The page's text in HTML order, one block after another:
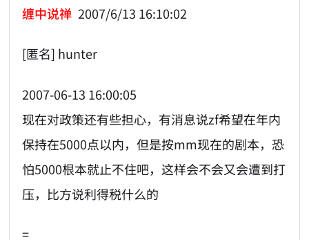
缠中说禅 2007/6/13 16:10:02
[匿名] hunter
2007-06-13 16:00:05
现在对政策还有些担心，有消息说zf希望在年内
保持在5000点以内，但是按mm现在的剧本，恐
怕5000根本就止不住吧，这样会不会又会遭到打
压，比方说利得税什么的
=